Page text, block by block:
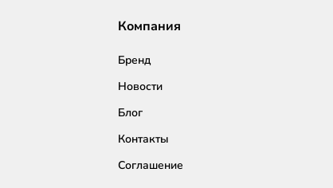
Компания
Бренд
Новости
Блог
Контакты
Соглашение